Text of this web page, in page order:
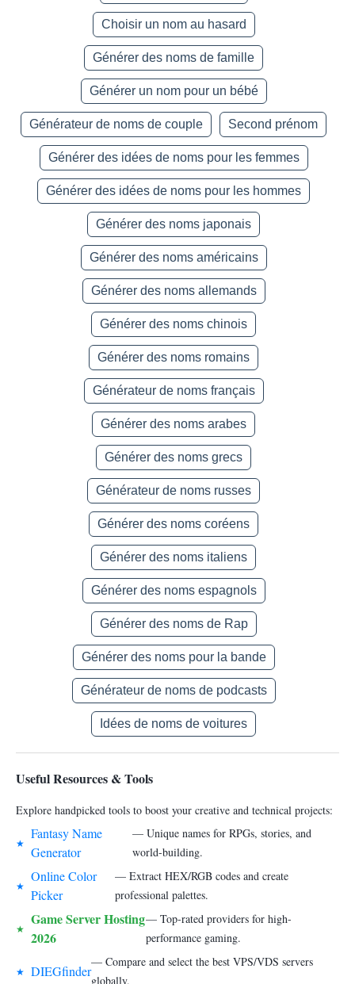
Choisir un nom au hasard
Générer des noms de famille
Générer un nom pour un bébé
Générateur de noms de couple Second prénom
Générer des idées de noms pour les femmes
Générer des idées de noms pour les hommes
Générer des noms japonais
Générer des noms américains
Générer des noms allemands
Générer des noms chinois
Générer des noms romains
Générateur de noms français
Générer des noms arabes
Générer des noms grecs
Générateur de noms russes
Générer des noms coréens
Générer des noms italiens
Générer des noms espagnols
Générer des noms de Rap
Générer des noms pour la bande
Générateur de noms de podcasts
Idées de noms de voitures
Useful Resources & Tools
Explore handpicked tools to boost your creative and technical projects:
★
Fantasy Name
Generator
— Unique names for RPGs, stories, and
world-building.
★
Online Color
Picker
— Extract HEX/RGB codes and create
professional palettes.
★
Game Server Hosting
2026
— Top-rated providers for high-
performance gaming.
★ DIEGfinder
— Compare and select the best VPS/VDS servers
globally.